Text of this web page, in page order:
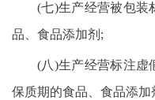
(七)生产经营被包装
品、食品添加剂;
(八)生产经营标注虚
保质期的食品、食品添加